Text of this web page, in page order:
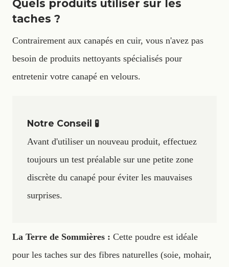
Quels produits utiliser sur les
taches ?
Contrairement aux canapés en cuir, vous n'avez pas
besoin de produits nettoyants spécialisés pour
entretenir votre canapé en velours.
Notre Conseil 🧪
Avant d'utiliser un nouveau produit, effectuez
toujours un test préalable sur une petite zone
discrète du canapé pour éviter les mauvaises
surprises.
La Terre de Sommières : Cette poudre est idéale
pour les taches sur des fibres naturelles (soie, mohair,